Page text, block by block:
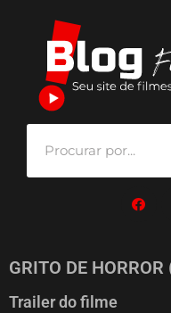
GRITO DE
Trailer do filme